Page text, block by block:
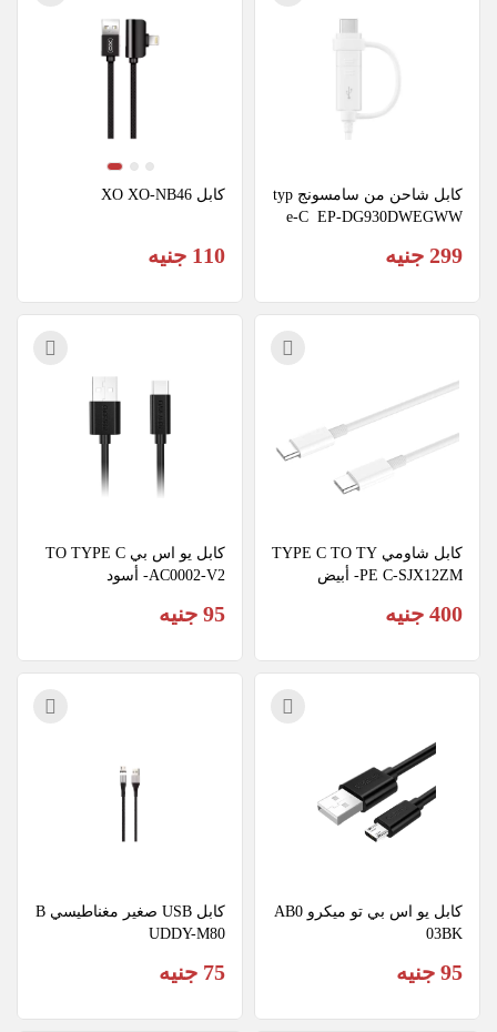
كابل شاحن من سامسونج typ
e-C  EP-DG930DWEGWW
299 جنيه
كابل XO XO-NB46
110 جنيه
كابل شاومي TYPE C TO TY
PE C-SJX12ZM- أبيض
400 جنيه
AC0002-V2- أسود
95 جنيه
كابل يو اس بي تو ميكرو AB0
03BK
95 جنيه
كابل USB صغير مغناطيسي B
UDDY-M80
75 جنيه